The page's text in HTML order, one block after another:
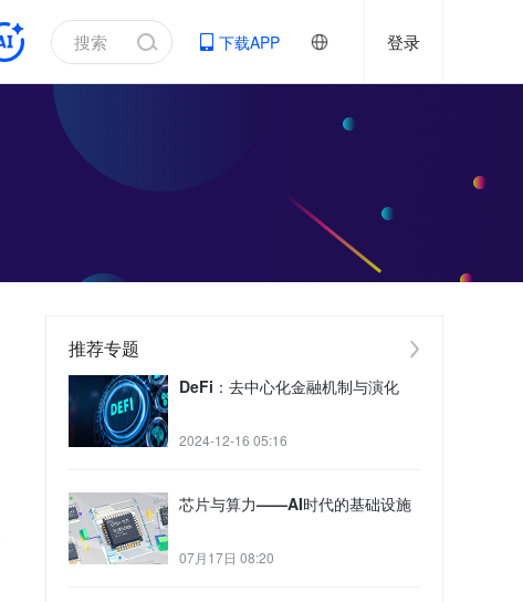
下载APP 登录
推荐专题
DeFi：去中心化金融机制与演化
2024-12-16 05:16
芯片与算力——AI时代的基础设施
07月17日 08:20